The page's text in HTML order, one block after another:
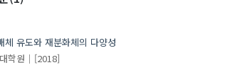
유도와 재분화체의 다양성
학원 [2018]